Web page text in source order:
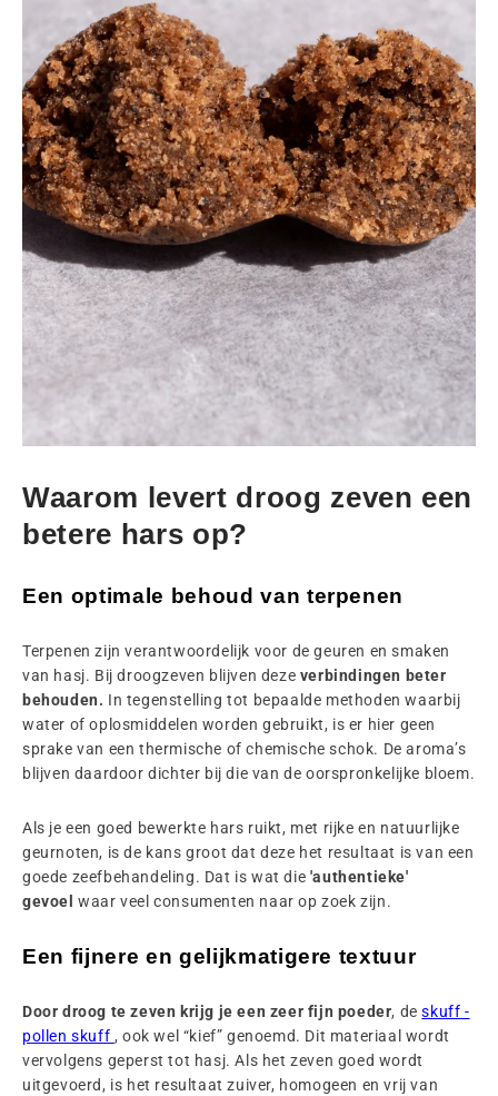
Waarom levert droog zeven een
betere hars op?
Een optimale behoud van terpenen
Terpenen zijn verantwoordelijk voor de geuren en smaken
van hasj. Bij droogzeven blijven deze verbindingen beter
behouden. In tegenstelling tot bepaalde methoden waarbij
water of oplosmiddelen worden gebruikt, is er hier geen
sprake van een thermische of chemische schok. De aroma’s
blijven daardoor dichter bij die van de oorspronkelijke bloem.
Als je een goed bewerkte hars ruikt, met rijke en natuurlijke
geurnoten, is de kans groot dat deze het resultaat is van een
goede zeefbehandeling. Dat is wat die 'authentieke'
gevoelwaar veel consumenten naar op zoek zijn.
Een fijnere en gelijkmatigere textuur
Door droog te zeven krijg je een zeer fijn poeder, deskuff -
pollen skuff , ook wel “kief” genoemd. Dit materiaal wordt
vervolgens geperst tot hasj. Als het zeven goed wordt
uitgevoerd, is het resultaat zuiver, homogeen en vrij van